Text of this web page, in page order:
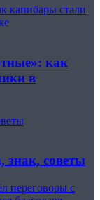
капибары стали
как
в
знак, советы
переговоры с